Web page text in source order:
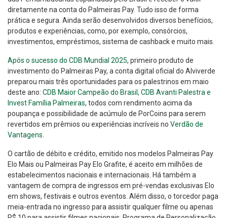
diretamente na conta do Palmeiras Pay. Tudo isso de forma
prática e segura. Ainda serão desenvolvidos diversos benefícios,
produtos e experiências, como, por exemplo, consórcios,
investimentos, empréstimos, sistema de cashback e muito mais.
Após o sucesso do CDB Mundial 2025, primeiro produto de
investimento do Palmeiras Pay, a conta digital oficial do Alviverde
preparou mais três oportunidades para os palestrinos em maio
deste ano: CDB Maior Campeão do Brasil, CDB Avanti Palestra e
Invest Família Palmeiras, todos com rendimento acima da
poupança e possibilidade de acúmulo de PorCoins para serem
revertidos em prêmios ou experiências incríveis no Verdão de
Vantagens
O cartão de débito e crédito, emitido nos modelos Palmeiras Pay
Elo Mais ou Palmeiras Pay Elo Grafite, é aceito em milhões de
estabelecimentos nacionais e internacionais. Há também a
vantagem de compra de ingressos em pré-vendas exclusivas Elo
em shows, festivais e outros eventos. Além disso, o torcedor paga
meia-entrada no ingresso para assistir qualquer filme ou apenas